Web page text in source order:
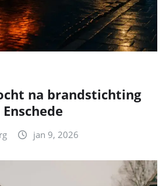
na brandstichting
jan 9, 2026